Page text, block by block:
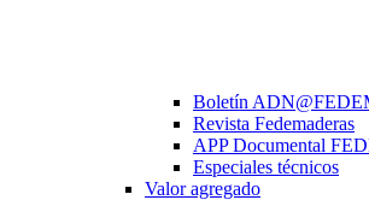
Boletín
Revista Fedemaderas
APP Documental
Especiales técnicos
Valor agregado